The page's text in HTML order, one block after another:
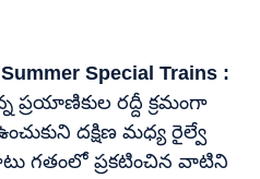
Special Trains :
ప్రయాణికుల రద్దీ క్రమంగా
దక్షిణ మధ్య రైల్వే
గతంలో ప్రకటించిన వాటిని